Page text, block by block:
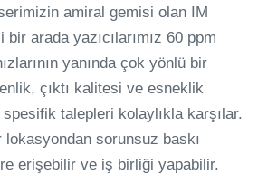
amiral gemisi olan IM
arada yazıcılarımız 60 ppm
yanında çok yönlü bir
çıktı kalitesi ve esneklik
spesifik talepleri kolaylıkla karşılar.
lokasyondan sorunsuz baskı
erişebilir ve iş birliği yapabilir.